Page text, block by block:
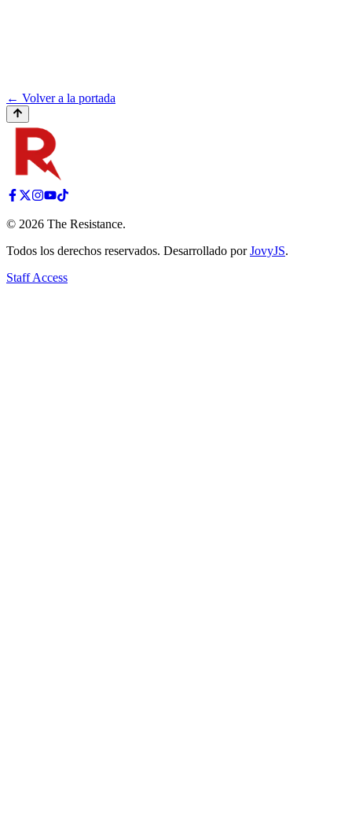
← Volver a la portada
© 2026 The Resistance.
Todos los derechos reservados. Desarrollado por JovyJS.
Staff Access